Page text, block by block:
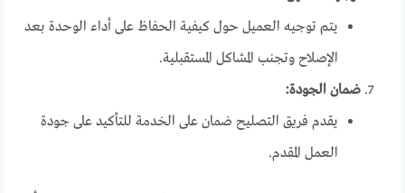
يتم توجيه العميل حول كيفية الحفاظ على أداء الوحدة بعد
الإصلاح وتجنب المشاكل المستقبلية.
ضمان الجودة:
يقدم فريق التصليح ضمان على الخدمة للتأكيد على جودة
العمل المقدم.